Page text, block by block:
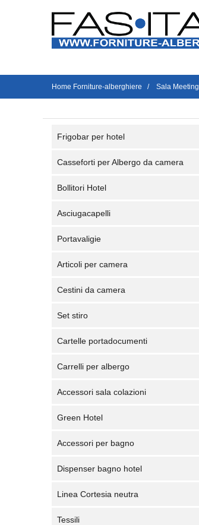
Home Forniture-alberghiere Sala Meeting
Frigobar per hotel
Casseforti per Albergo da camera
Bollitori Hotel
Asciugacapelli
Portavaligie
Articoli per camera
Cestini da camera
Set stiro
Cartelle portadocumenti
Carrelli per albergo
Accessori sala colazioni
Green Hotel
Accessori per bagno
Dispenser bagno hotel
Linea Cortesia neutra
Tessili